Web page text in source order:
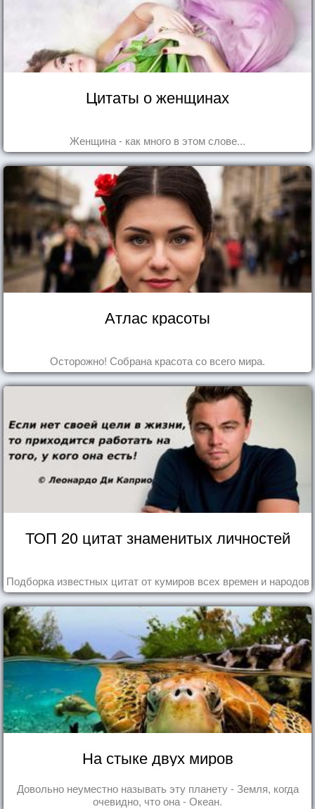
Цитаты о женщинах
Женщина - как много в этом слове...
Атлас красоты
Осторожно! Собрана красота со всего мира.
ТОП 20 цитат знаменитых личностей
Подборка известных цитат от кумиров всех времен и народов
На стыке двух миров
Довольно неуместно называть эту планету - Земля, когда
очевидно, что она - Океан.